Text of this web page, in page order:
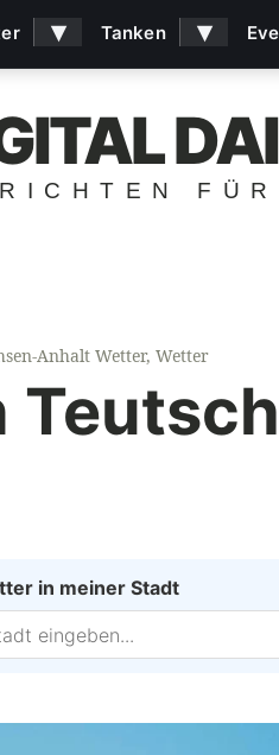
Anhalt Wetter, Wetter
in meiner Stadt
▾ Tanken ▾